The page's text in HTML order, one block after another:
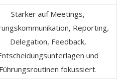
Stärker auf Meetings,
Reporting,
Delegation, Feedback,
und
Führungsroutinen fokussiert.